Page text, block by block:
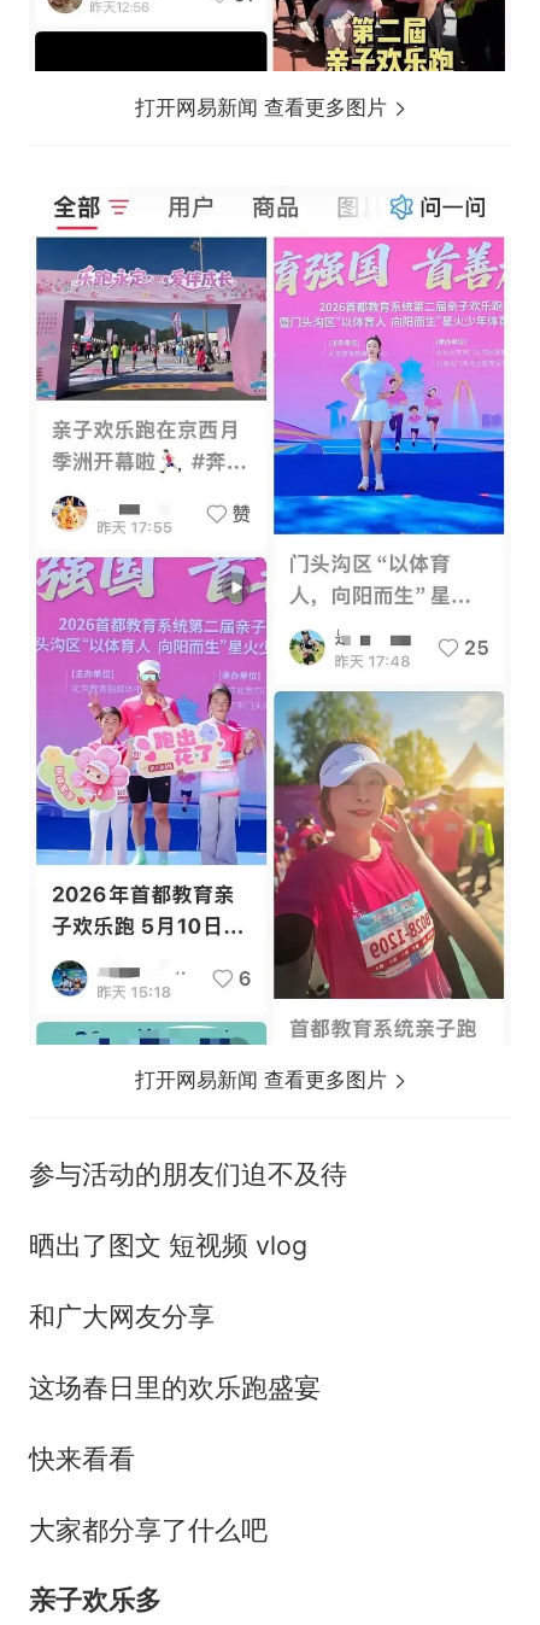
打开网易新闻 查看更多图片
打开网易新闻 查看更多图片
参与活动的朋友们迫不及待
晒出了图文 短视频 vlog
和广大网友分享
这场春日里的欢乐跑盛宴
快来看看
大家都分享了什么吧
亲子欢乐多